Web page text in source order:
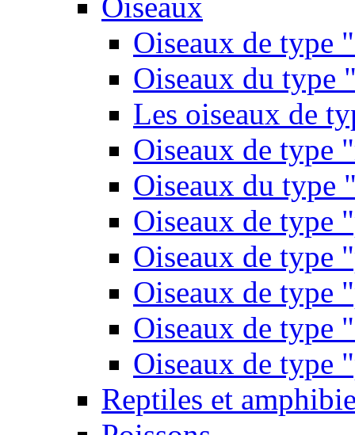
Oiseaux
Oiseaux de type
Oiseaux du type
Les oiseaux de
Oiseaux de type
Oiseaux du type
Oiseaux de type
Oiseaux de type
Oiseaux de type
Oiseaux de type
Oiseaux de type
Reptiles et